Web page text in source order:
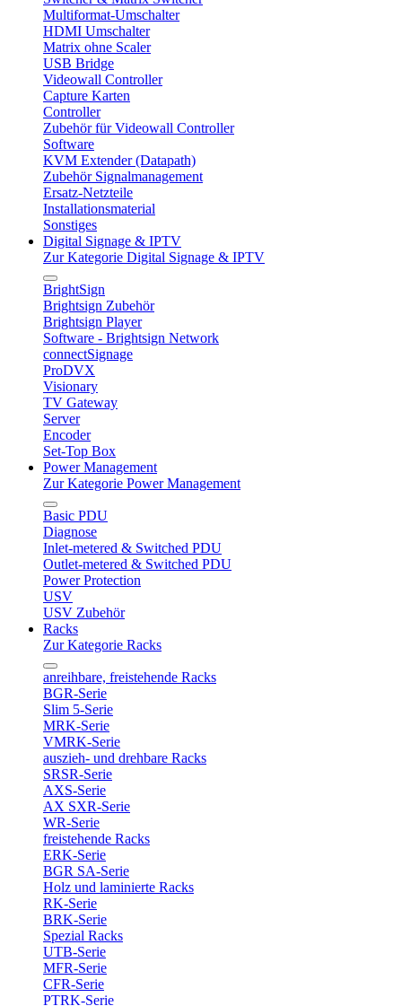
Multiformat-Umschalter
HDMI Umschalter
Matrix ohne Scaler
USB Bridge
Videowall Controller
Capture Karten
Controller
Zubehör für Videowall Controller
Software
KVM Extender (Datapath)
Zubehör Signalmanagement
Ersatz-Netzteile
Installationsmaterial
Sonstiges
Digital Signage & IPTV
Zur Kategorie Digital Signage & IPTV
BrightSign
Brightsign Zubehör
Brightsign Player
Software - Brightsign Network
connectSignage
ProDVX
Visionary
TV Gateway
Server
Encoder
Set-Top Box
Power Management
Zur Kategorie Power Management
Basic PDU
Diagnose
Inlet-metered & Switched PDU
Outlet-metered & Switched PDU
Power Protection
USV
USV Zubehör
Racks
Zur Kategorie Racks
anreihbare, freistehende Racks
BGR-Serie
Slim 5-Serie
MRK-Serie
VMRK-Serie
auszieh- und drehbare Racks
SRSR-Serie
AXS-Serie
AX SXR-Serie
WR-Serie
freistehende Racks
ERK-Serie
BGR SA-Serie
Holz und laminierte Racks
RK-Serie
BRK-Serie
Spezial Racks
UTB-Serie
MFR-Serie
CFR-Serie
PTRK-Serie